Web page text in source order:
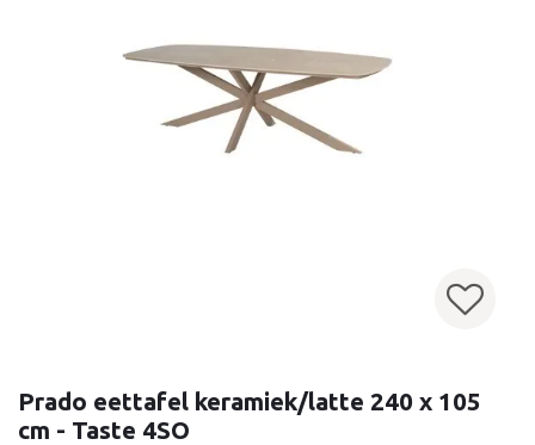
Prado eettafel keramiek/latte 240 x 105
cm - Taste 4SO